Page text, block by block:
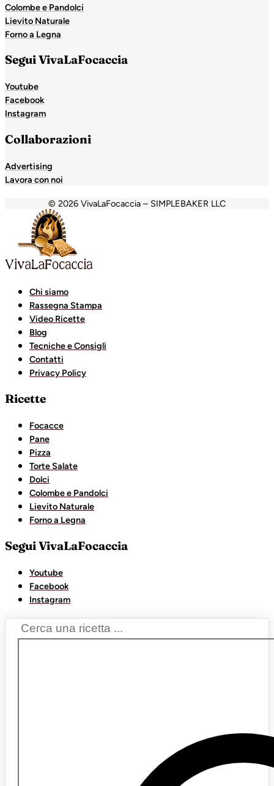
Colombe e Pandolci
Lievito Naturale
Forno a Legna
Segui VivaLaFocaccia
Youtube
Facebook
Instagram
Collaborazioni
Advertising
Lavora con noi
© 2026 VivaLaFocaccia – SIMPLEBAKER LLC
holiganbetHoliganbet
Chi siamo
Rassegna Stampa
Video Ricette
Blog
Tecniche e Consigli
Contatti
Privacy Policy
Ricette
Focacce
Pane
Pizza
Torte Salate
Dolci
Colombe e Pandolci
Lievito Naturale
Forno a Legna
Segui VivaLaFocaccia
Youtube
Facebook
Instagram
Search
...